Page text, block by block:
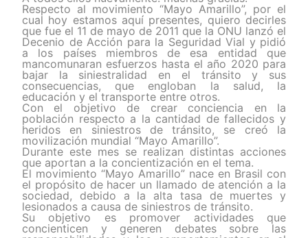
Respecto al movimiento “Mayo Amarillo”, por el
cual hoy estamos aquí presentes, quiero decirles
que fue el 11 de mayo de 2011 que la ONU lanzó el
Decenio de Acción para la Seguridad Vial y pidió
a los países miembros de esa entidad que
mancomunaran esfuerzos hasta el año 2020 para
bajar la siniestralidad en el tránsito y sus
consecuencias, que engloban la salud, la
educación y el transporte entre otros.
Con el objetivo de crear conciencia en la
población respecto a la cantidad de fallecidos y
heridos en siniestros de tránsito, se creó la
movilización mundial “Mayo Amarillo”.
Durante este mes se realizan distintas acciones
que aportan a la concientización en el tema.
El movimiento “Mayo Amarillo” nace en Brasil con
el propósito de hacer un llamado de atención a la
sociedad, debido a la alta tasa de muertes y
lesionados a causa de siniestros de tránsito.
Su objetivo es promover actividades que
concienticen y generen debates sobre las